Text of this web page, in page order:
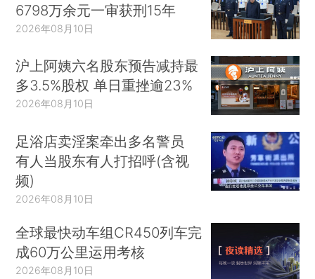
6798万余元一审获刑15年
2026年08月10日
沪上阿姨六名股东预告减持最
多3.5%股权 单日重挫逾23%
2026年08月10日
足浴店卖淫案牵出多名警员
有人当股东有人打招呼(含视
频)
2026年08月10日
全球最快动车组CR450列车完
成60万公里运用考核
2026年08月10日